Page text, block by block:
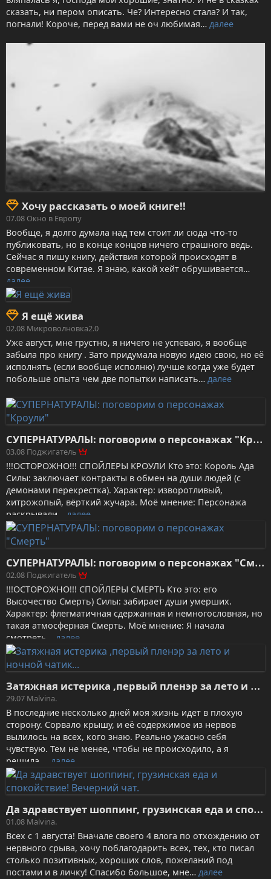
сказать, ни пером описать. Че? Интересно стала? И так,
погнали! Короче, перед вами не оч любимая… далее
Хочу рассказать о моей книге!!
07.08 Окно в Европу
Вообще, я долго думала над тем стоит ли сюда что-то
публиковать, но в конце концов ничего страшного ведь.
Сейчас я пишу книгу, действия которой происходят в
современном Китае. Я знаю, какой хейт обрушивается…
далее
Я ещё жива
02.08 Микроволновка2.0
Уже август, мне грустно, я ничего не успеваю, я вообще
забыла про книгу . Зато придумала новую идею свою, но её
исполнять (если вообще исполню) лучше когда уже будет
побольше опыта чем две попытки написать… далее
С
УПЕРНАТУРАЛЫ: поговорим о персонажах "Кроули"
03.08 Поджигатель
!!!ОСТОРОЖНО!!! СПОЙЛЕРЫ КРОУЛИ Кто это: Король Ада
Силы: заключает контракты в обмен на души людей (с
демонами перекрестка). Характер: изворотливый,
хитрожопый, вёрткий жучара. Моё мнение: Персонажа
раскрывали…
далее
С
УПЕРНАТУРАЛЫ: поговорим о персонажах "Смерть"
02.08 Поджигатель
!!!ОСТОРОЖНО!!! СПОЙЛЕРЫ СМЕРТЬ Кто это: его
Высочество Смерть) Силы: забирает души умерших.
Характер: флегматичная сдержанная и немногословная, но
такая атмосферная Смерть. Моё мнение: Я начала
смотреть…
далее
З
атяжная истерика ,первый пленэр за лето и ночной чатик...
29.07 Malvina.
В последние несколько дней моя жизнь идет в плохую
сторону. Сорвало крышу, и её содержимое из нервов
вылилось на всех, кого знаю. Реально ужасно себя
чувствую. Тем не менее, чтобы не происходило, а я
решила,…
далее
Д
а здравствует шоппинг, грузинская еда и спокойствие! Вечерний чат.
01.08 Malvina.
Всех с 1 августа! Вначале своего 4 влога по отхождению от
нервного срыва, хочу поблагодарить всех, тех, кто писал
столько позитивных, хороших слов, пожеланий под
постами и в личку! Спасибо большое, мне… далее